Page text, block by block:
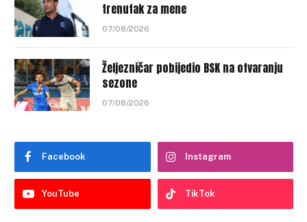
trenutak za mene
07/08/2026
Željezničar pobijedio BSK na otvaranju
sezone
07/08/2026
Facebook Instagram
YouTube TikTok